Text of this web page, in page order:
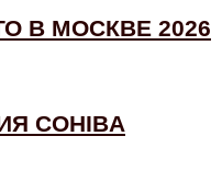
В МОСКВЕ 2026
COHIBA